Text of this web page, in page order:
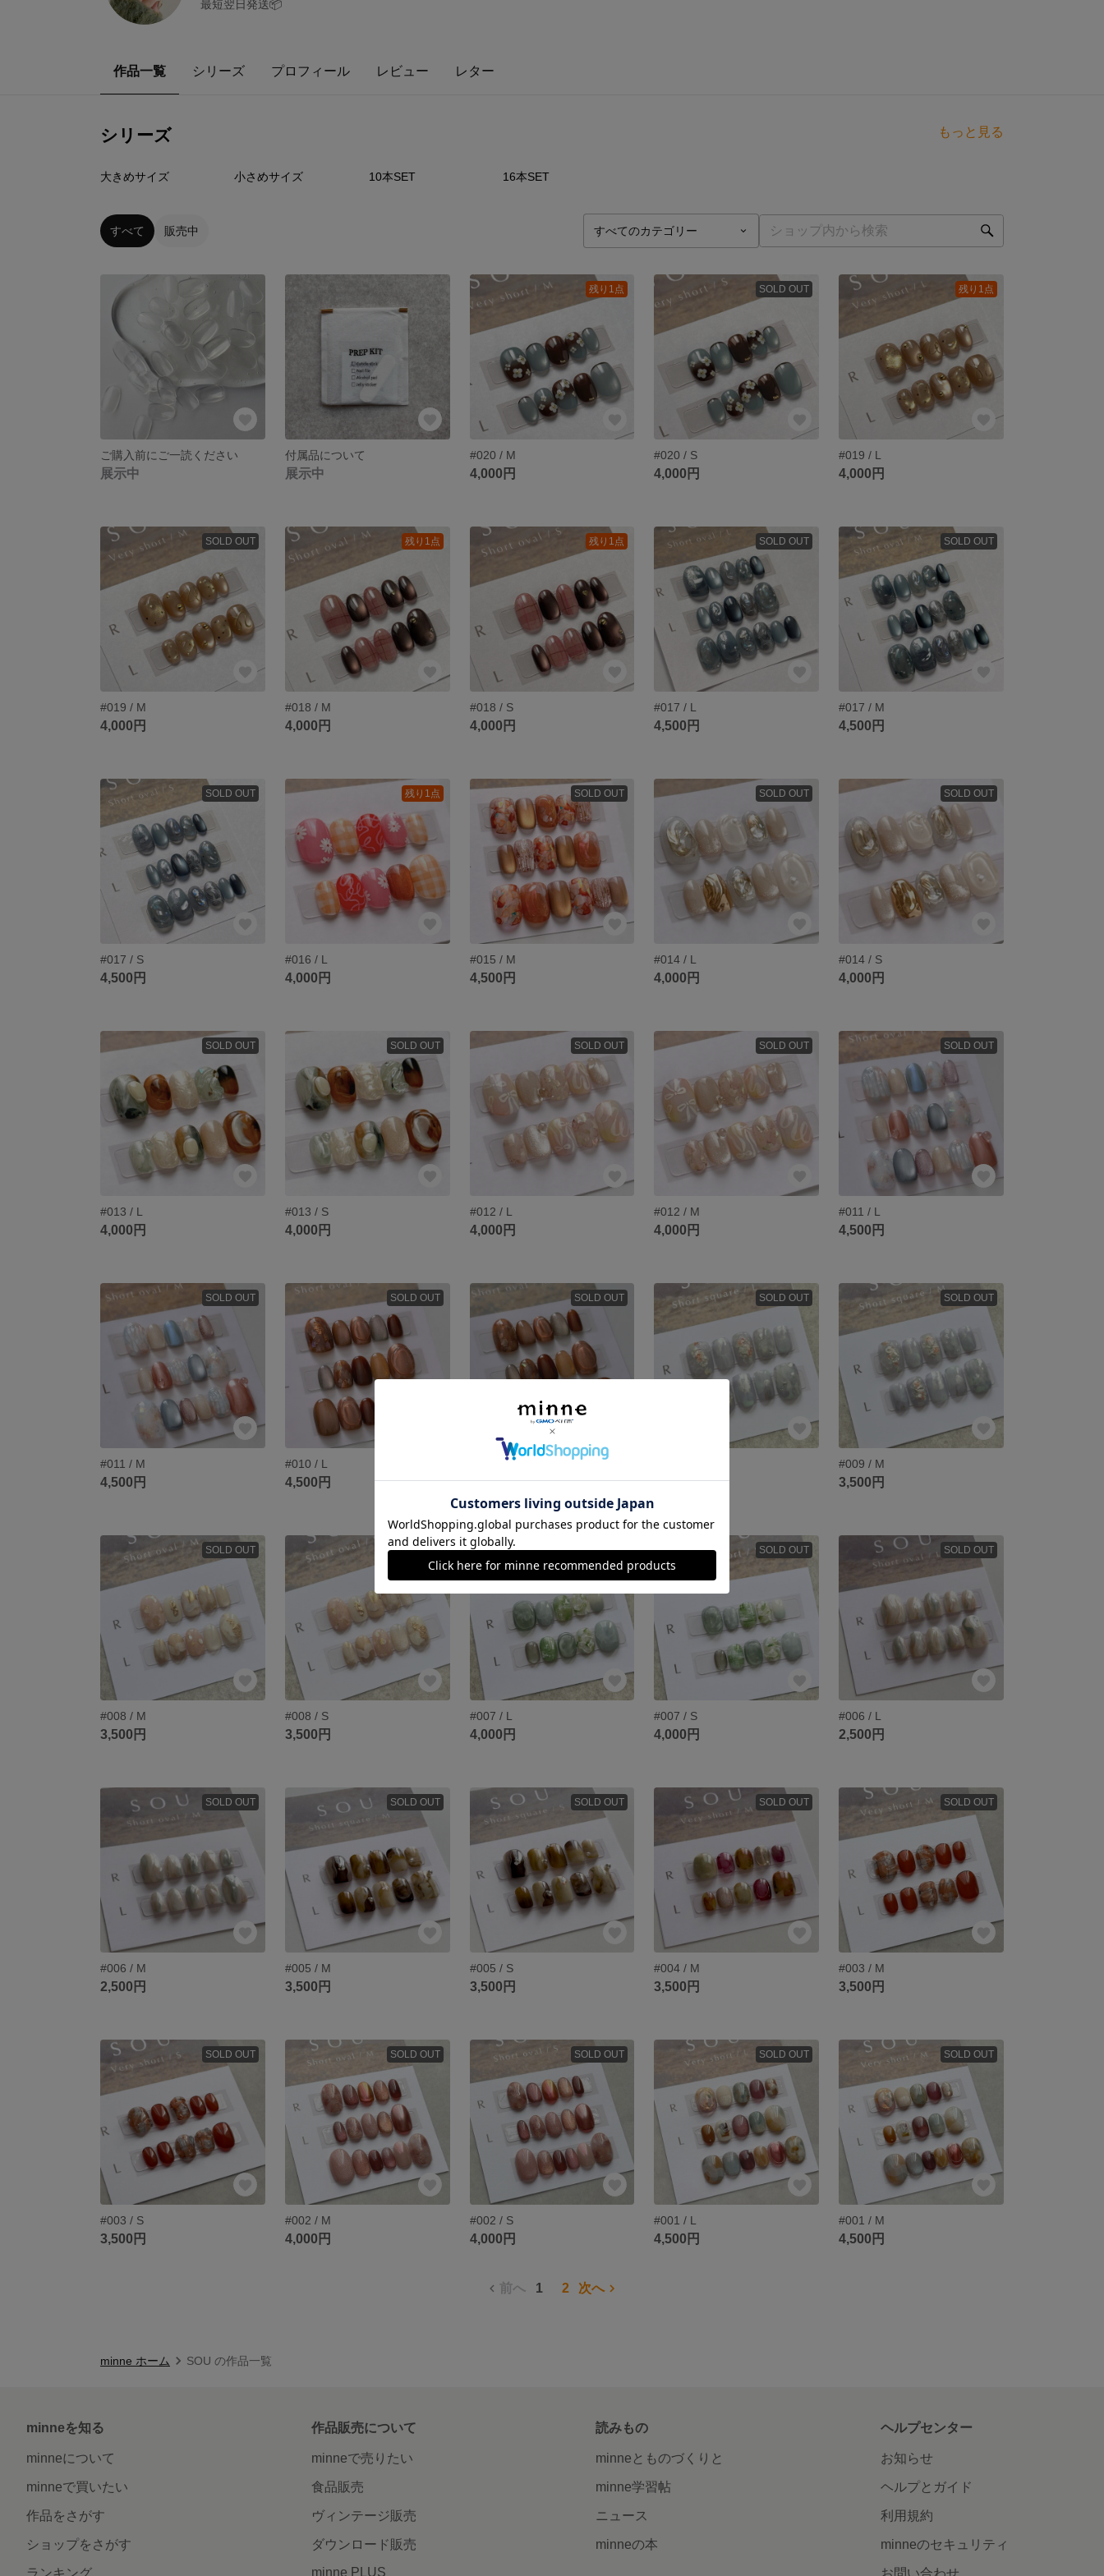
最短翌日発送📦
作品一覧 シリーズ プロフィール レビュー レター
シリーズ もっと見る
大きめサイズ 小さめサイズ 10本SET 16本SET
すべて 販売中
ご購入前にご一読ください
展示中
付属品について
展示中
残り1点
#020 / M
4,000円
SOLD OUT
#020 / S
4,000円
残り1点
#019 / L
4,000円
SOLD OUT
#019 / M
4,000円
残り1点
#018 / M
4,000円
残り1点
#018 / S
4,000円
SOLD OUT
#017 / L
4,500円
SOLD OUT
#017 / M
4,500円
SOLD OUT
#017 / S
4,500円
残り1点
#016 / L
4,000円
SOLD OUT
#015 / M
4,500円
SOLD OUT
#014 / L
4,000円
SOLD OUT
#014 / S
4,000円
SOLD OUT
#013 / L
4,000円
SOLD OUT
#013 / S
4,000円
SOLD OUT
#012 / L
4,000円
SOLD OUT
#012 / M
4,000円
SOLD OUT
#011 / L
4,500円
SOLD OUT
#011 / M
4,500円
SOLD OUT
#010 / L
4,500円
SOLD OUT
#010 / M
4,500円
SOLD OUT
3,500円
SOLD OUT
#009 / M
3,500円
SOLD OUT
#008 / M
3,500円
SOLD OUT
#008 / S
3,500円
SOLD OUT
#007 / L
4,000円
SOLD OUT
#007 / S
4,000円
SOLD OUT
#006 / L
2,500円
SOLD OUT
#006 / M
2,500円
SOLD OUT
#005 / M
3,500円
SOLD OUT
#005 / S
3,500円
SOLD OUT
#004 / M
3,500円
SOLD OUT
#003 / M
3,500円
SOLD OUT
#003 / S
3,500円
SOLD OUT
#002 / M
4,000円
SOLD OUT
#002 / S
4,000円
SOLD OUT
#001 / L
4,500円
SOLD OUT
#001 / M
4,500円
前へ 1 2 次へ
minne ホーム SOU の作品一覧
minneを知る
minneについて
minneで買いたい
作品をさがす
ショップをさがす
ランキング
作品販売について
minneで売りたい
食品販売
ヴィンテージ販売
ダウンロード販売
minne PLUS
読みもの
minneとものづくりと
minne学習帖
ニュース
minneの本
ヘルプセンター
お知らせ
ヘルプとガイド
利用規約
minneのセキュリティ
お問い合わせ